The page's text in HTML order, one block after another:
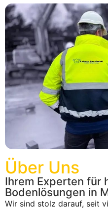
Über Uns
Ihrem Experten für
Bodenlösungen in
Wir sind stolz darauf, seit